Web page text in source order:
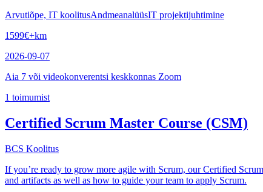
Arvutiõpe, IT koolitusAndmeanalüüsIT projektijuhtimine
1599€+km
2026-09-07
Aia 7 või videokonverentsi keskkonnas Zoom
1 toimumist
Certified Scrum Master Course (CSM)
BCS Koolitus
If you’re ready to grow more agile with Scrum, our Certified
and artifacts as well as how to guide your team to apply Scrum.